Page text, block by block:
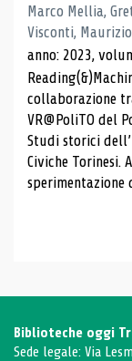
Marco Mellia,
Visconti,
anno: 2023,
collaborazione
VR@PoliTO del
Studi storici
Civiche Torinesi.
Biblioteche oggi
Sede legale: Via